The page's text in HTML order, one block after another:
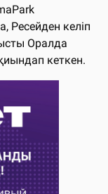
Ресейден келіп
Оралда
кеткен.